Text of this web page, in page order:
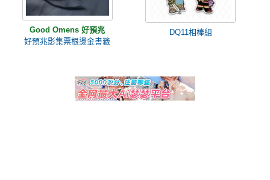
Good Omens 好預兆
好預兆影集票根燙金書籤
DQ11相棒組